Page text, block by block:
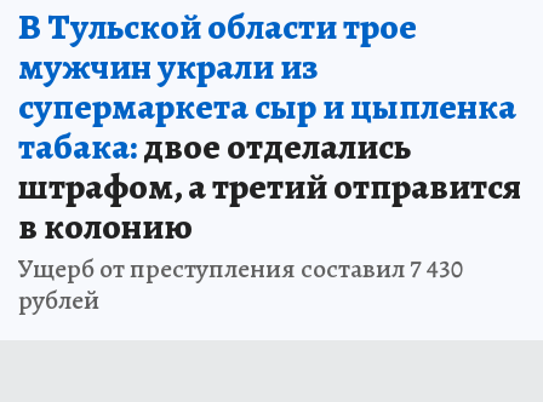
В Тульской области трое
мужчин украли из
супермаркета сыр и цыпленка
табака:двое отделались
штрафом, а третий отправится
в колонию
Ущерб от преступления составил 7 430
рублей